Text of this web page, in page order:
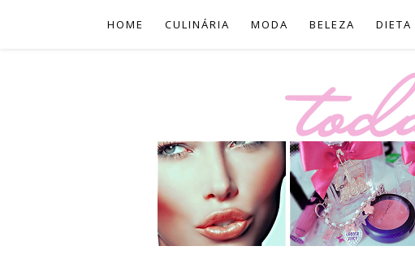
HOME CULINÁRIA MODA BELEZA DIETA